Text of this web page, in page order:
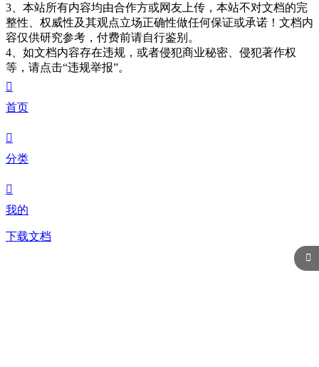
3、本站所有内容均由合作方或网友上传，本站不对文档的完
整性、权威性及其观点立场正确性做任何保证或承诺！文档内
容仅供研究参考，付费前请自行鉴别。
4、如文档内容存在违规，或者侵犯商业秘密、侵犯著作权
等，请点击“违规举报”。


首页

分类

我的
下载文档